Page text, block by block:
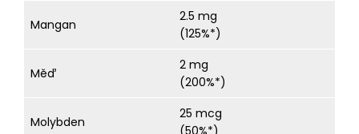
Mangan
2.5 mg
(125%*)
Měď
2 mg
(200%*)
Molybden
25 mcg
(50%*)